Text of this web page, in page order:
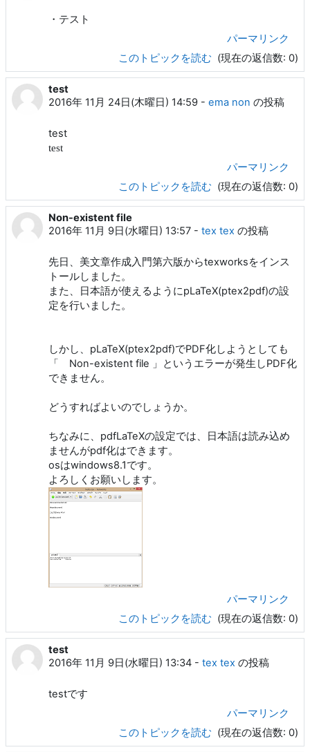
・テスト
パーマリンク
このトピックを読む (現在の返信数: 0)
test
2016年 11月 24日(木曜日) 14:59 - ema non の投稿
test
test
パーマリンク
このトピックを読む (現在の返信数: 0)
Non-existent file
2016年 11月 9日(水曜日) 13:57 - tex tex の投稿
先日、美文章作成入門第六版からtexworksをインス
トールしました。
また、日本語が使えるようにpLaTeX(ptex2pdf)の設
定を行いました。
しかし、pLaTeX(ptex2pdf)でPDF化しようとしても
「 Non-existent file 」というエラーが発生しPDF化
できません。
どうすればよいのでしょうか。
ちなみに、pdfLaTeXの設定では、日本語は読み込め
ませんがpdf化はできます。
osはwindows8.1です。
よろしくお願いします。
パーマリンク
このトピックを読む (現在の返信数: 0)
test
2016年 11月 9日(水曜日) 13:34 - tex tex の投稿
testです
パーマリンク
このトピックを読む (現在の返信数: 0)